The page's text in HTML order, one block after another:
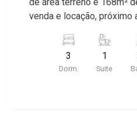
venda e locação,
Preto/SP. Conheça as características deste
imóvel que a Martinelli
para você: - 301m² de área terreno e 195m² de
3
Dorm.
1
Suite